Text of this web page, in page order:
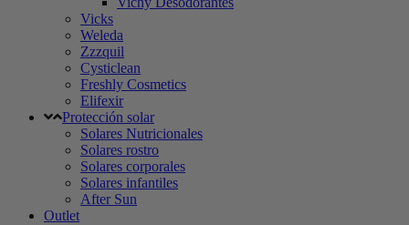
Vicks
Weleda
Zzzquil
Cysticlean
Freshly Cosmetics
Elifexir
Protección solar
Solares Nutricionales
Solares rostro
Solares corporales
Solares infantiles
After Sun
Outlet